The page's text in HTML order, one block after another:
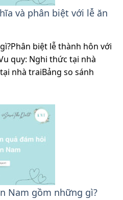
và phân biệt với lễ ăn
biệt lễ thành hôn với
quy: Nghi thức tại nhà
nhà traiBảng so sánh
Nam gồm những gì?